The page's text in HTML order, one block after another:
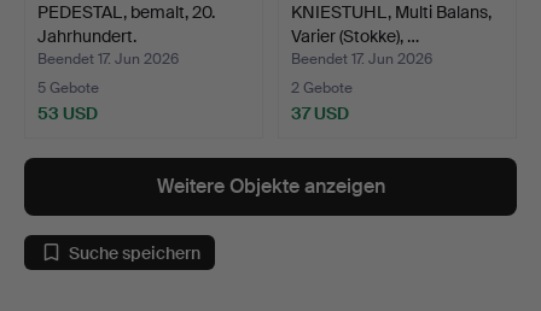
PEDESTAL, bemalt, 20.
Jahrhundert.
Beendet 17. Jun 2026
5 Gebote
53 USD
KNIESTUHL, Multi Balans,
Varier (Stokke), …
Beendet 17. Jun 2026
2 Gebote
37 USD
Weitere Objekte anzeigen
Suche speichern